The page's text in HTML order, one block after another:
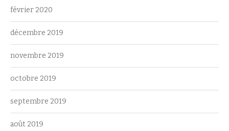
février 2020
décembre 2019
novembre 2019
octobre 2019
septembre 2019
août 2019